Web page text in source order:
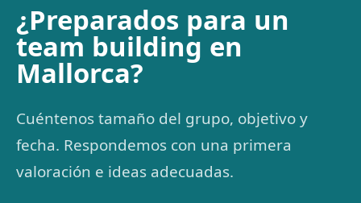
¿Preparados para un
team building en
Mallorca?
Cuéntenos tamaño del grupo, objetivo y
fecha. Respondemos con una primera
valoración e ideas adecuadas.